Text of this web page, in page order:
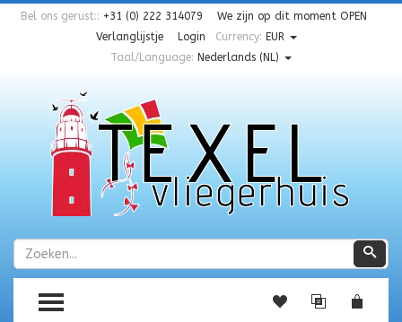
Bel ons gerust:: +31 (0) 222 314079 We zijn op dit moment OPEN
Verlanglijstje
Login Currency: EUR
Taal/Language: Nederlands (NL)
Zoeken
TOGGLE MENU